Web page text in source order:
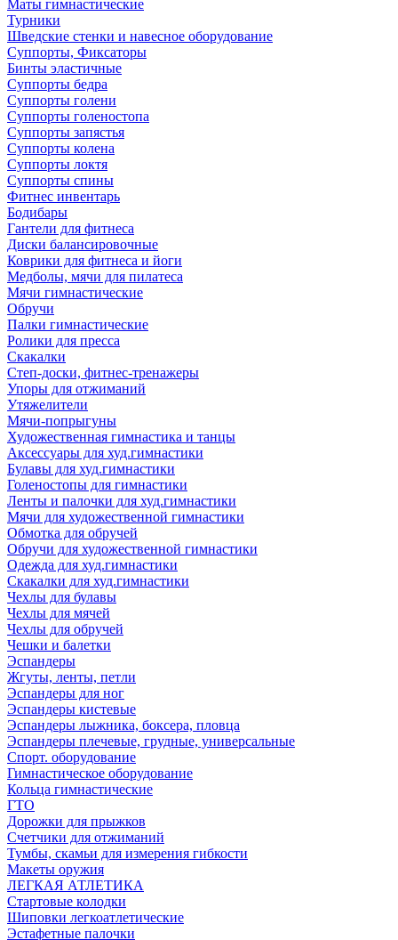
Маты гимнастические
Турники
Шведские стенки и навесное оборудование
Суппорты, Фиксаторы
Бинты эластичные
Суппорты бедра
Суппорты голени
Суппорты голеностопа
Суппорты запястья
Суппорты колена
Суппорты локтя
Суппорты спины
Фитнес инвентарь
Бодибары
Гантели для фитнеса
Диски балансировочные
Коврики для фитнеса и йоги
Медболы, мячи для пилатеса
Мячи гимнастические
Обручи
Палки гимнастические
Ролики для пресса
Скакалки
Степ-доски, фитнес-тренажеры
Упоры для отжиманий
Утяжелители
Мячи-попрыгуны
Художественная гимнастика и танцы
Аксессуары для худ.гимнастики
Булавы для худ.гимнастики
Голеностопы для гимнастики
Ленты и палочки для худ.гимнастики
Мячи для художественной гимнастики
Обмотка для обручей
Обручи для художественной гимнастики
Одежда для худ.гимнастики
Скакалки для худ.гимнастики
Чехлы для булавы
Чехлы для мячей
Чехлы для обручей
Чешки и балетки
Эспандеры
Жгуты, ленты, петли
Эспандеры для ног
Эспандеры кистевые
Эспандеры лыжника, боксера, пловца
Эспандеры плечевые, грудные, универсальные
Спорт. оборудование
Гимнастическое оборудование
Кольца гимнастические
ГТО
Дорожки для прыжков
Счетчики для отжиманий
Тумбы, скамьи для измерения гибкости
Макеты оружия
ЛЕГКАЯ АТЛЕТИКА
Стартовые колодки
Шиповки легкоатлетические
Эстафетные палочки